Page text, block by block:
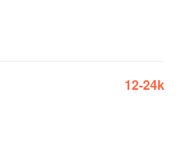
12-24k